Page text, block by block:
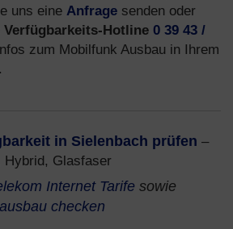
uns eine Anfrage senden oder
Verfügbarkeits-Hotline 0 39 43 /
zum Mobilfunk Ausbau in Ihrem
.
in Sielenbach prüfen –
Hybrid, Glasfaser
Internet Tarife sowie
checken